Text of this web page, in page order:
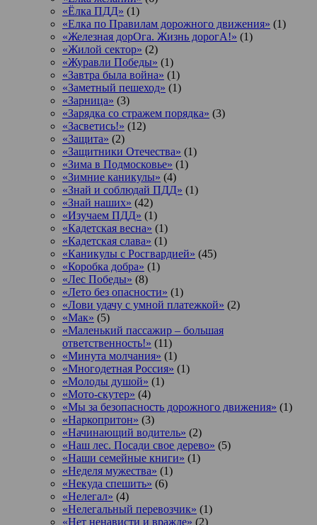
«Ёлка ПДД» (1)
«Елка по Правилам дорожного движения» (1)
«Железная дорОга. Жизнь дорогА!» (1)
«Жилой сектор» (2)
«Журавли Победы» (1)
«Завтра была война» (1)
«Заметный пешеход» (1)
«Зарница» (3)
«Зарядка со стражем порядка» (3)
«Засветись!» (12)
«Защита» (2)
«Защитники Отечества» (1)
«Зима в Подмосковье» (1)
«Зимние каникулы» (4)
«Знай и соблюдай ПДД» (1)
«Знай наших» (42)
«Изучаем ПДД» (1)
«Кадетская весна» (1)
«Кадетская слава» (1)
«Каникулы с Росгвардией» (45)
«Коробка добра» (1)
«Лес Победы» (8)
«Лето без опасности» (1)
«Лови удачу с умной платежкой» (2)
«Мак» (5)
«Маленький пассажир – большая
ответственность!» (11)
«Минута молчания» (1)
«Многодетная Россия» (1)
«Молоды душой» (1)
«Мото-скутер» (4)
«Мы за безопасность дорожного движения» (1)
«Наркопритон» (3)
«Начинающий водитель» (2)
«Наш лес. Посади свое дерево» (5)
«Наши семейные книги» (1)
«Неделя мужества» (1)
«Некуда спешить» (6)
«Нелегал» (4)
«Нелегальный перевозчик» (1)
«Нет ненависти и вражде» (2)